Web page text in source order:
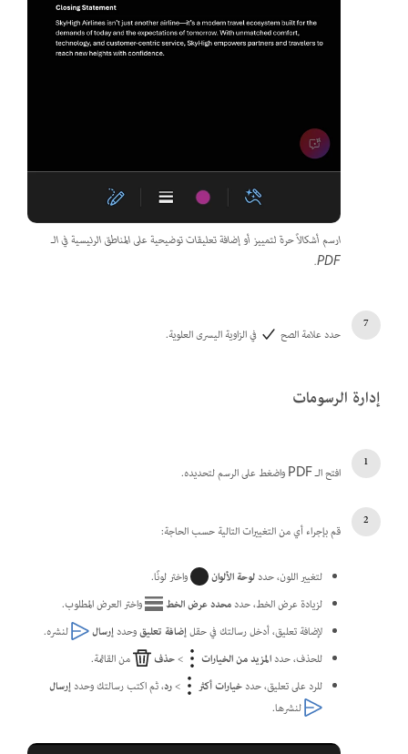
ارسم أشكالاً حرة لتمييز أو إضافة تعليقات توضيحية على المناطق الرئيسية في الـ
PDF.
حدد علامة الصح في الزاوية اليسرى العلوية.
إدارة الرسومات
افتح الـ PDF واضغط على الرسم لتحديده.
قم بإجراء أي من التغييرات التالية حسب الحاجة:
لتغيير اللون، حددلوحة الألوان
واختر لونًا.
لزيادة عرض الخط، حددمحدد عرض الخط
واختر العرض المطلوب.
لإضافة تعليق، أدخل رسالتك في حقلإضافة تعليقوحددإرسال
لنشره.
للحذف، حددالمزيد من الخيارات >حذف
من القائمة.
للرد على تعليق، حددخيارات أكثر >رد، ثم اكتب رسالتك وحددإرسال
لنشرها.